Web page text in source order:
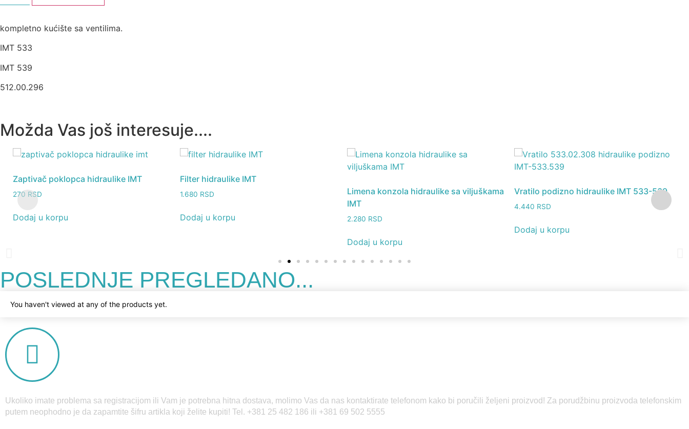
kompletno kućište sa ventilima.
IMT 533
IMT 539
512.00.296
Možda Vas još interesuje....
Zaptivač poklopca hidraulike IMT
270 RSD
Dodaj u korpu
Filter hidraulike IMT
1.680 RSD
Dodaj u korpu
Limena konzola hidraulike sa viljuškama
IMT
2.280 RSD
Dodaj u korpu
Vratilo podizno hidraulike IMT 533-539
4.440 RSD
Dodaj u korpu
POSLEDNJE PREGLEDANO...
You haven't viewed at any of the products yet.
Ukoliko imate problema sa registracijom ili Vam je potrebna hitna dostava, molimo Vas da nas kontaktirate telefonom kako bi poručili željeni proizvod! Za porudžbinu proizvoda telefonskim
putem neophodno je da zapamtite šifru artikla koji želite kupiti! Tel. +381 25 482 186 ili +381 69 502 5555